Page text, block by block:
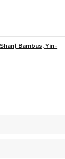
Bambus, Yin-